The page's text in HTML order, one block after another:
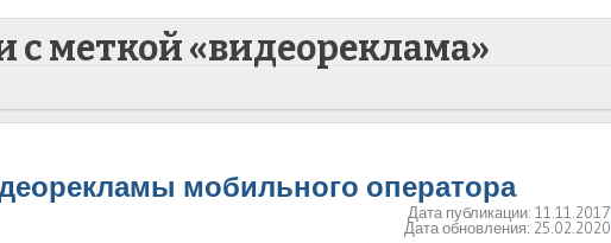
с меткой «видеореклама»
мобильного оператора
Дата публикации:11.11.2017
Дата обновления: 25.02.2020